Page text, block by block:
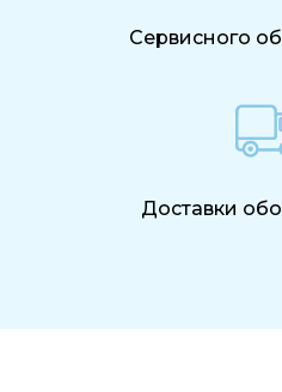
Сервисного
Доставки